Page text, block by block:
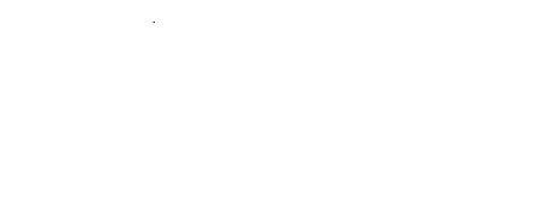
.